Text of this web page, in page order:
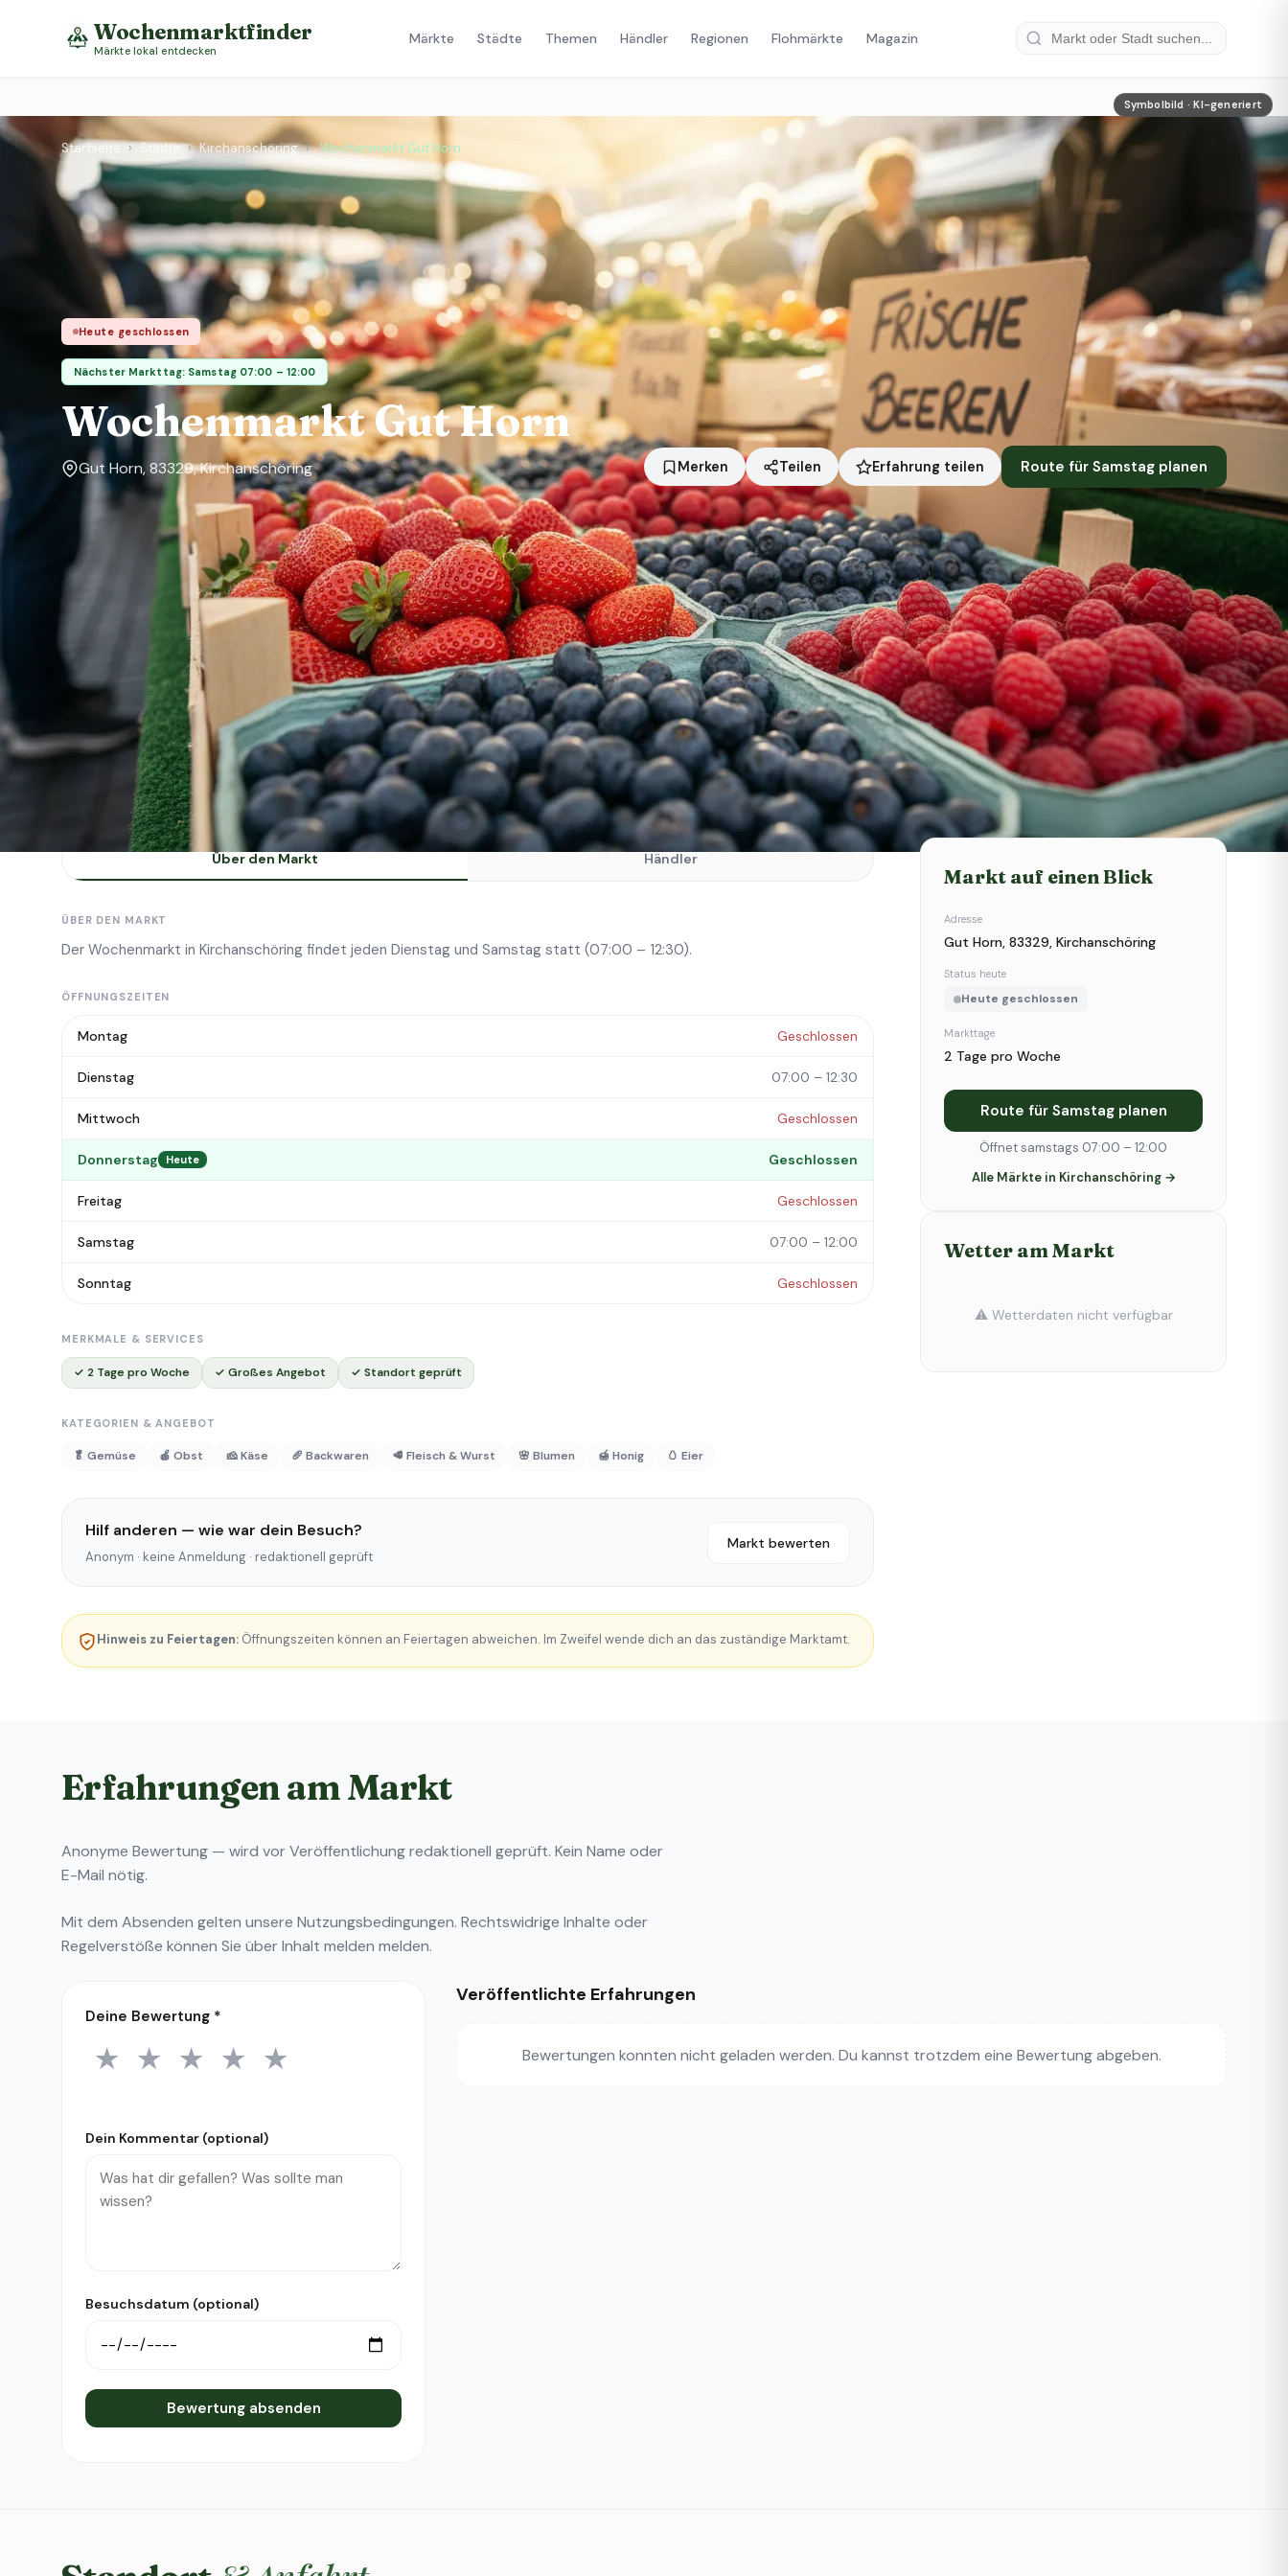
Wochenmarktfinder
Märkte lokal entdecken
Märkte Städte Themen Händler Regionen Flohmärkte Magazin
Symbolbild · KI-generiert
Startseite › Städte › Kirchanschöring › Wochenmarkt Gut Horn
Heute geschlossen
Nächster Markttag: Samstag 07:00 – 12:00
Wochenmarkt Gut Horn
Gut Horn, 83329, Kirchanschöring Merken Teilen Erfahrung teilen Route für Samstag planen
Symbolbild · KI-generiert
Markttage
Dienstag, Samstag
Standort
Kirchanschöring
Status heute
Heute geschlossen
Über den Markt Händler
ÜBER DEN MARKT
Der Wochenmarkt in Kirchanschöring findet jeden Dienstag und Samstag statt (07:00 – 12:30).
ÖFFNUNGSZEITEN
Montag Geschlossen
Dienstag 07:00 – 12:30
Mittwoch Geschlossen
Donnerstag Heute Geschlossen
Freitag Geschlossen
Samstag 07:00 – 12:00
Sonntag Geschlossen
MERKMALE & SERVICES
✓ 2 Tage pro Woche ✓ Großes Angebot ✓ Standort geprüft
KATEGORIEN & ANGEBOT
🥬 Gemüse 🍎 Obst 🧀 Käse 🥖 Backwaren 🥩 Fleisch & Wurst 🌸 Blumen 🍯 Honig 🥚 Eier
Hilf anderen — wie war dein Besuch?
Anonym · keine Anmeldung · redaktionell geprüft
Markt bewerten
Hinweis zu Feiertagen: Öffnungszeiten können an Feiertagen abweichen. Im Zweifel wende dich an das zuständige Marktamt.
Markt auf einen Blick
Adresse
Gut Horn, 83329, Kirchanschöring
Status heute
Heute geschlossen
Markttage
2 Tage pro Woche
Route für Samstag planen
Öffnet samstags 07:00 – 12:00
Alle Märkte in Kirchanschöring →
Wetter am Markt
⚠️ Wetterdaten nicht verfügbar
Erfahrungen am Markt
Anonyme Bewertung — wird vor Veröffentlichung redaktionell geprüft. Kein Name oder
E-Mail nötig.
Mit dem Absenden gelten unsere Nutzungsbedingungen. Rechtswidrige Inhalte oder
Regelverstöße können Sie überInhalt melden melden.
Deine Bewertung *
1 Stern
★ 2 Sterne
★ 3 Sterne
★ 4 Sterne
★ 5 Sterne
★
Dein Kommentar (optional)
Besuchsdatum (optional)
Bewertung absenden
Veröffentlichte Erfahrungen
Bewertungen konnten nicht geladen werden. Du kannst trotzdem eine Bewertung abgeben.